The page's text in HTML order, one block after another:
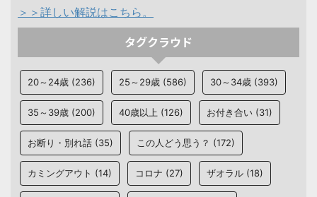
＞＞詳しい解説はこちら。
タグクラウド
20～24歳 (236) 25～29歳 (586) 30～34歳 (393)
35～39歳 (200) 40歳以上 (126) お付き合い (31)
お断り・別れ話 (35) この人どう思う？ (172)
カミングアウト (14) コロナ (27) ザオラル (18)